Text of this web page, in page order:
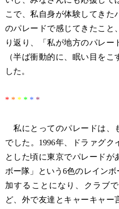
こで、私自身が体験してきた
のパレードで感じてきたこと
り返り、「私が地方のパレー
（半ば衝動的に、眠い目を
した。
* * * * * *
私にとってのパレードは、
でした。1996年、ドラァグク
とした頃に東京でパレードが
ボー隊」という6色のレイン
加することになり、クラブ
ど、外で友達とキャーキャー